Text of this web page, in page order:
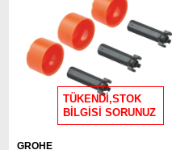
TÜKENDİ,STOK
BİLGİSİ SORUNUZ
GROHE